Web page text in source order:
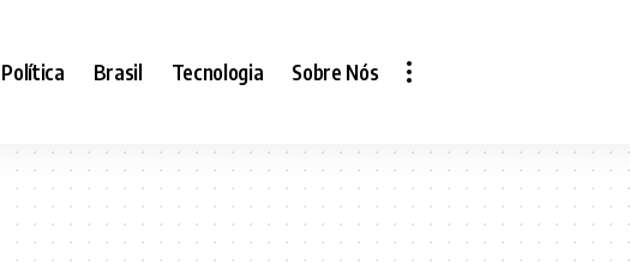
Política Brasil Tecnologia Sobre Nós